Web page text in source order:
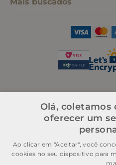
SOMOS
Cnpj: 28.445.729/0001-90 |
Estrada Do Campo
Rio de Janeiro,
Olá, coletamos
oferecer um
Ao clicar em "Aceitar", você
cookies no seu dispositivo para